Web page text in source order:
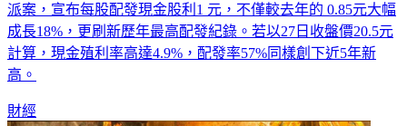
派案，宣布每股配發現金股利1 元，不僅較去年的 0.85元大幅
成長18%，更刷新歷年最高配發紀錄。若以27日收盤價20.5元
計算，現金殖利率高達4.9%，配發率57%同樣創下近5年新
高。
財經